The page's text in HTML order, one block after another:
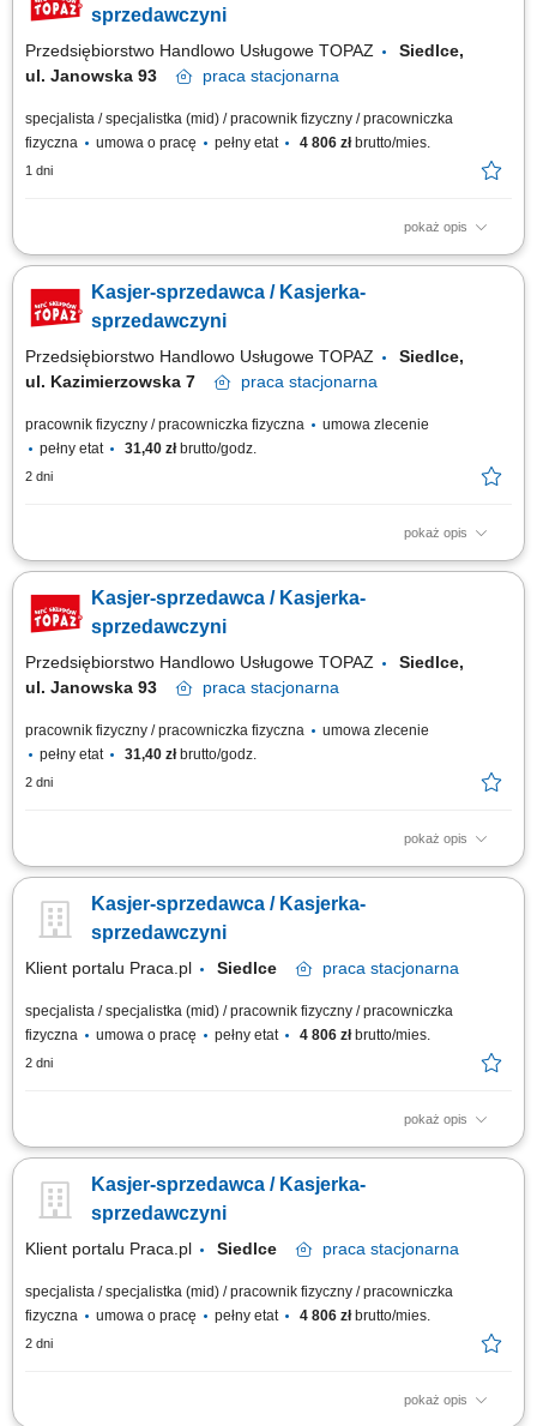
spożycia sprzedawczyni
Przedsiębiorstwo Handlowo Usługowe TOPAZ
Siedlce,
ul. Janowska 93
praca stacjonarna
specjalista / specjalistka (mid) / pracownik fizyczny / pracowniczka
fizyczna
umowa o pracę pełny etat 4 806 złbrutto/mies.
1 dni
pokaż opis
Twoje główne zadania: zapewnienie profesjonalnej obsługi Klientów
właściwą ekspozycję produktów monitorowanie terminów przydatności do
spożycia
Kasjer-sprzedawca / Kasjerka-
sprzedawczyni
Przedsiębiorstwo Handlowo Usługowe TOPAZ
Siedlce,
ul. Kazimierzowska 7
praca stacjonarna
pracownik fizyczny / pracowniczka fizyczna
umowa zlecenie
pełny etat
31,40 złbrutto/godz.
2 dni
pokaż opis
Twoje główne zadania: zapewnienie profesjonalnej obsługi Klientów
właściwą ekspozycję produktów monitorowanie terminów przydatności do
spożycia
Kasjer-sprzedawca / Kasjerka-
sprzedawczyni
Przedsiębiorstwo Handlowo Usługowe TOPAZ
Siedlce,
ul. Janowska 93
praca stacjonarna
pracownik fizyczny / pracowniczka fizyczna
umowa zlecenie
pełny etat
31,40 złbrutto/godz.
2 dni
pokaż opis
Twoje główne zadania: zapewnienie profesjonalnej obsługi Klientów
właściwą ekspozycję produktów monitorowanie terminów przydatności do
spożycia
Kasjer-sprzedawca / Kasjerka-
sprzedawczyni
Klient portalu Praca.pl Siedlce praca stacjonarna
specjalista / specjalistka (mid) / pracownik fizyczny / pracowniczka
fizyczna
umowa o pracę pełny etat 4 806 złbrutto/mies.
2 dni
pokaż opis
bieżąca obsługa klientów oraz kasy fiskalnej; realizacja sprzedaży
kontrola dat ważności towarów; praca zmianowa w systemie 2-
zmianowym; utrzymywanie porządku na stanowisku pracy;
Kasjer-sprzedawca / Kasjerka-
sprzedawczyni
Klient portalu Praca.pl Siedlce praca stacjonarna
specjalista / specjalistka (mid) / pracownik fizyczny / pracowniczka
fizyczna
umowa o pracę pełny etat 4 806 złbrutto/mies.
2 dni
pokaż opis